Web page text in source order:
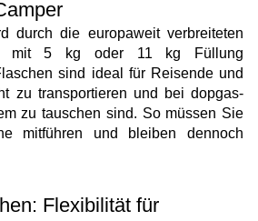
durch die europaweit verbreiteten
mit 5 kg oder 11 kg Füllung
sind ideal für Reisende und
zu transportieren und bei dopgas-
zu tauschen sind. So müssen Sie
mitführen und bleiben dennoch
Flexibilität für